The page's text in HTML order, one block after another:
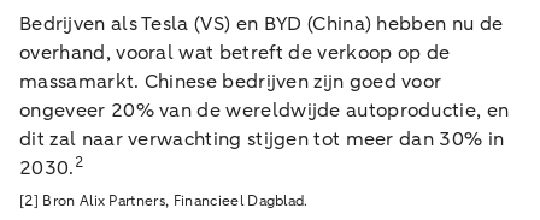
Bedrijven als Tesla (VS) en BYD (China) hebben nu de
overhand, vooral wat betreft de verkoop op de
massamarkt. Chinese bedrijven zijn goed voor
ongeveer 20% van de wereldwijde autoproductie, en
dit zal naar verwachting stijgen tot meer dan 30% in
2030.2
[2] Bron Alix Partners, Financieel Dagblad.